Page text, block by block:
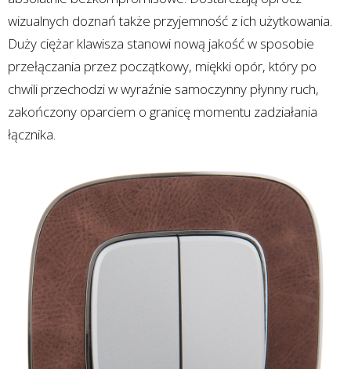
wizualnych doznań także przyjemność z ich użytkowania.
Duży ciężar klawisza stanowi nową jakość w sposobie
przełączania przez początkowy, miękki opór, który po
chwili przechodzi w wyraźnie samoczynny płynny ruch,
zakończony oparciem o granicę momentu zadziałania
łącznika.